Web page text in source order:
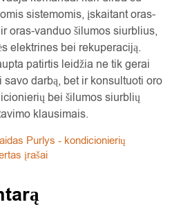
sistemomis, įskaitant oras-
oras-vanduo šilumos siurblius,
elektrines bei rekuperaciją.
patirtis leidžia ne tik gerai
savo darbą, bet ir konsultuoti oro
bei šilumos siurblių
klausimais.
Purlys - kondicionierių
įrašai